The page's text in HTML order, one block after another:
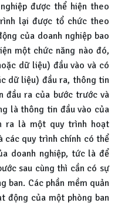
được thể hiện theo
lại được tổ chức theo
của doanh nghiệp bao
một chức năng nào đó,
dữ liệu) đầu vào và có
dữ liệu) đầu ra, thông tin
đầu ra của bước trước và
là thông tin đầu vào của
ra là một quy trình hoạt
các quy trình chính có thể
doanh nghiệp, tức là để
sau cùng thì cần có sự
ban. Các phần mềm quản
động của một phòng ban